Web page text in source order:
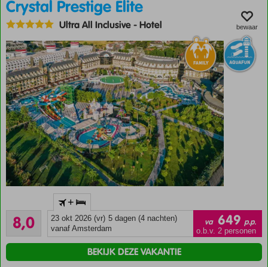
Crystal Prestige Elite
Ultra All Inclusive-Hotel bewaar
Accommodatie met een
GSTC erkend
duurzaamheidscertificaat
Aan het
strand
8,0
Zeer goed
25
beoordelingen
+
23 okt 2026 (vr) 5 dagen (4 nachten)
vanaf Amsterdam
va 649 p.p.
o.b.v. 2 personen
BEKIJK DEZE VAKANTIE